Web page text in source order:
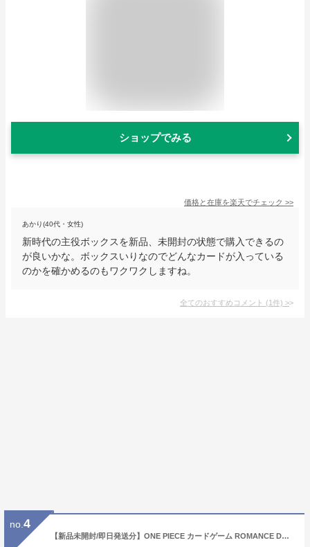
ショップでみる
価格と在庫を楽天でチェック >>
あかり(40代・女性)
新時代の主役ボックスを新品、未開封の状態で購入できるの
が良いかな。ボックスいりなのでどんなカードが入っている
のかを確かめるのもワクワクしますね。
全てのおすすめコメント (1件) >
no. 4
【新品未開封/即日発送分】ONE PIECE カードゲーム ROMANCE DAWN ロマンスドーン OP01(BOX)